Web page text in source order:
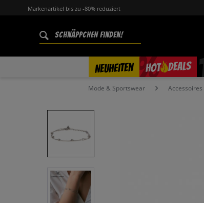
Markenartikel bis zu -80% reduziert
NEUHEITEN HOT DEALS
%
Mode & Sportswear Accessoires